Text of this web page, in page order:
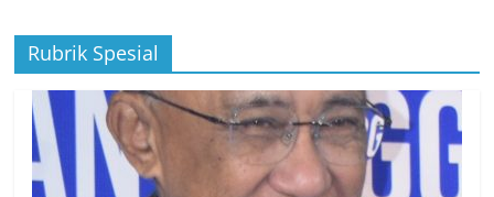
Rubrik Spesial